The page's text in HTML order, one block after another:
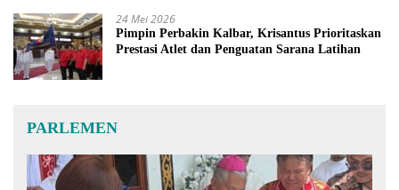
24 Mei 2026
Pimpin Perbakin Kalbar, Krisantus Prioritaskan
Prestasi Atlet dan Penguatan Sarana Latihan
PARLEMEN